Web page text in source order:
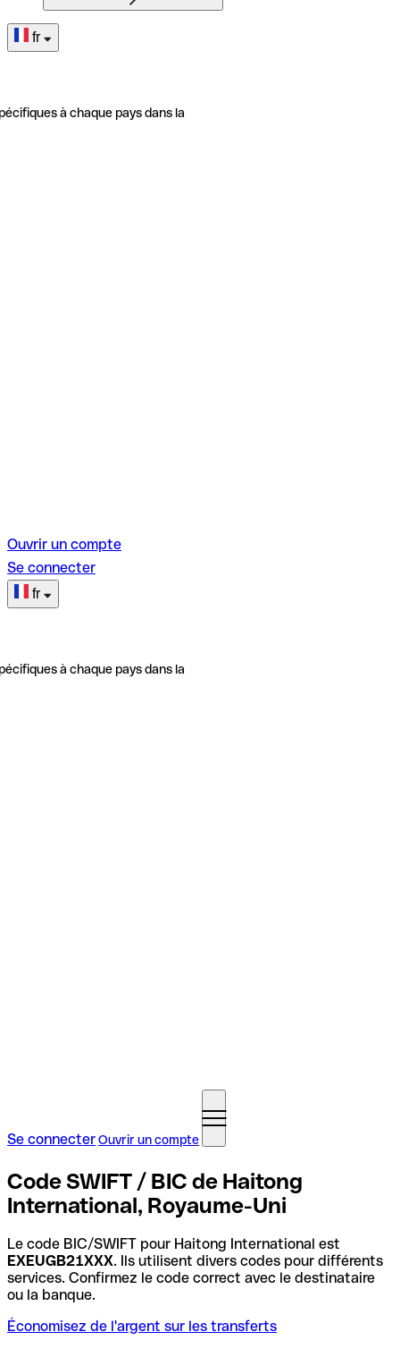
fr
à chaque pays dans la
Ouvrir un compte
Se connecter
fr
à chaque pays dans la
Se connecterOuvrir un compte
Code SWIFT / BIC de Haitong
International, Royaume-Uni
Le code BIC/SWIFT pour Haitong International est
EXEUGB21XXX. Ils utilisent divers codes pour différents
services. Confirmez le code correct avec le destinataire
ou la banque.
Économisez de l'argent sur les transferts